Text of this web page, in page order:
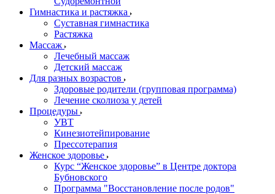
Гимнастика и растяжка
Суставная гимнастика
Растяжка
Массаж
Лечебный массаж
Детский массаж
Для разных возрастов
Здоровые родители (групповая программа)
Лечение сколиоза у детей
Процедуры
УВТ
Кинезиотейпирование
Прессотерапия
Женское здоровье
Курс “Женское здоровье” в Центре доктора
Бубновского
Программа "Восстановление после родов"